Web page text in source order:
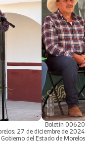
Boletín 00620
27 de diciembre de 2024
del Estado de Morelos